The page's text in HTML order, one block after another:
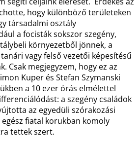
hogy különböző területeken
társadalmi osztály
a focisták sokszor szegény,
környezetből jönnek, a
vagy felső vezetői képesítésű
Csak megjegyzem, hogy ez az
Kuper és Stefan Szymanski
a 10 ezer órás elmélettel
a szegény családok
az egyedüli szórakozási
fiatal korukban komoly
tettek szert.